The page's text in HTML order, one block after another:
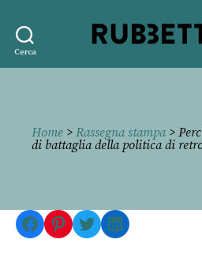
Cerca
Home > Rassegna stampa>
di battaglia della politica di
Facebook
Pinterest
TwitterLinkedIn